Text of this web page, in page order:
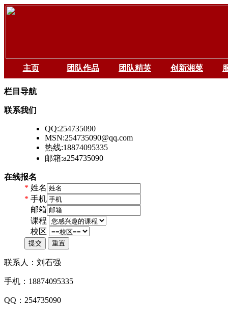
主页 团队作品 团队精英 创新湘菜
栏目导航
联系我们
QQ:254735090
MSN:254735090@qq.com
热线:18874095335
邮箱:a254735090
在线报名
* 姓名
* 手机
邮箱
课程
校区
提交 重置
联系人：刘石强
手机：18874095335
QQ：254735090